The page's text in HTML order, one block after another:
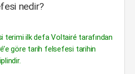
nedir?
terimi ilk defa Voltairé tarafından
göre tarih felsefesi tarihin